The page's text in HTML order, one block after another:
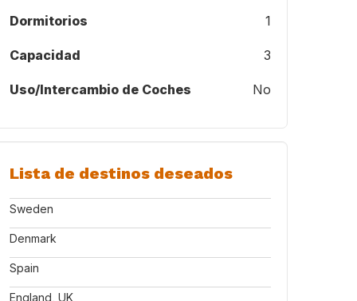
bei Ruhpolding
Dormitorios 1
Capacidad 3
Uso/Intercambio de Coches No
Lista de destinos deseados
Sweden
Denmark
Spain
England, UK